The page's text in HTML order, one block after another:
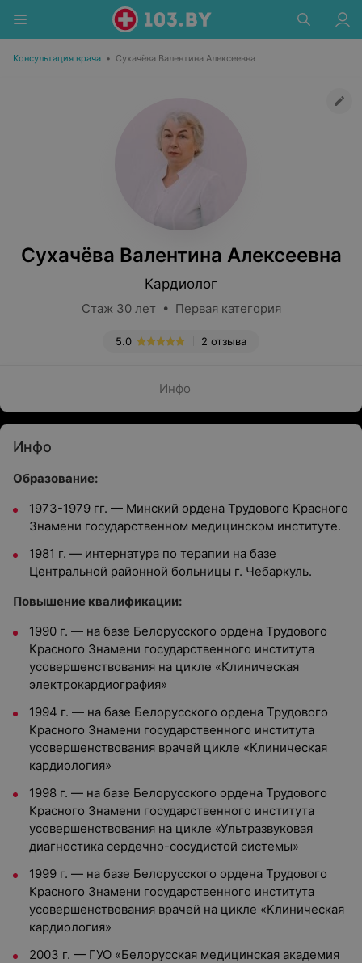
Консультация врача • Сухачёва Валентина Алексеевна
Сухачёва Валентина Алексеевна
Кардиолог
Стаж 30 лет • Первая категория
2 отзыва
5.0
Инфо
Инфо
Образование:
1973-1979 гг. — Минский ордена Трудового Красного
Знамени государственном медицинском институте.
1981 г. — интернатура по терапии на базе
Центральной районной больницы г. Чебаркуль.
Повышение квалификации:
1990 г. — на базе Белорусского ордена Трудового
Красного Знамени государственного института
усовершенствования на цикле «Клиническая
электрокардиография»
1994 г. — на базе Белорусского ордена Трудового
Красного Знамени государственного института
усовершенствования врачей цикле «Клиническая
кардиология»
1998 г. — на базе Белорусского ордена Трудового
Красного Знамени государственного института
усовершенствования на цикле «Ультразвуковая
диагностика сердечно-сосудистой системы»
1999 г. — на базе Белорусского ордена Трудового
Красного Знамени государственного института
усовершенствования врачей на цикле «Клиническая
кардиология»
2003 г. — ГУО «Белорусская медицинская академия